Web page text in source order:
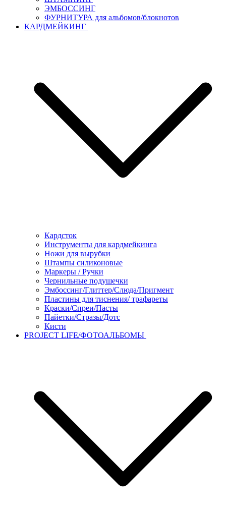
ЭМБОССИНГ
ФУРНИТУРА для альбомов/блокнотов
КАРДМЕЙКИНГ
Кардсток
Инструменты для кардмейкинга
Ножи для вырубки
Штампы силиконовые
Маркеры / Ручки
Чернильные подушечки
Эмбоссинг/Глиттер/Слюда/Пригмент
Пластины для тиснения/ трафареты
Краски/Спреи/Пасты
Пайетки/Стразы/Дотс
Кисти
PROJECT LIFE/ФОТОАЛЬБОМЫ